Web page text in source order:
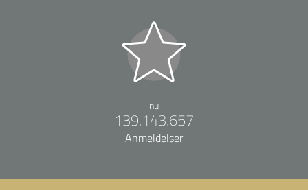
nu
139.143.657
Anmeldelser